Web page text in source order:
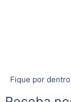
Fique por